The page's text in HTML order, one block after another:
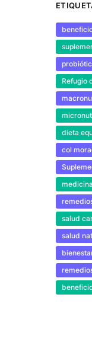
Refugio
dieta
col
salud
salud